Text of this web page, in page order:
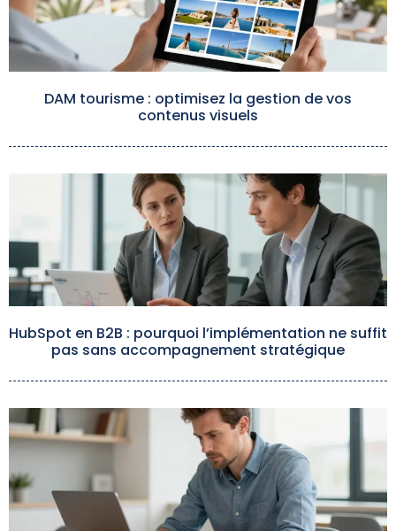
DAM tourisme : optimisez la gestion de vos
contenus visuels
HubSpot en B2B : pourquoi l’implémentation ne suffit
pas sans accompagnement stratégique